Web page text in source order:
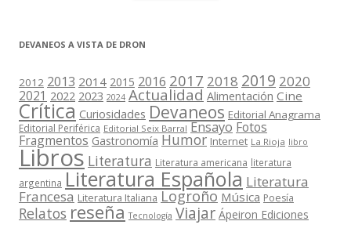
DEVANEOS A VISTA DE DRON
2012 2013 2014 2015 2016 2017 2018 2019 2020
2021 2022 2023 2024 Actualidad Alimentación Cine
Crítica Curiosidades Devaneos Editorial Anagrama
Editorial Periférica Editorial Seix Barral Ensayo Fotos
Fragmentos Gastronomía Humor Internet La Rioja libro
Libros Literatura Literatura americana literatura
argentina Literatura Española Literatura
Francesa Literatura Italiana Logroño Música Poesía
Relatos reseña Tecnología Viajar Ápeiron Ediciones